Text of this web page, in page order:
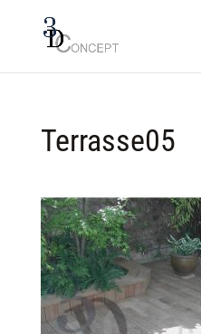
Terrasse05